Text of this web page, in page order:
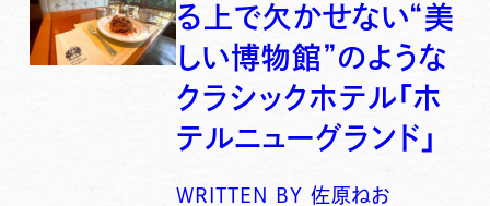
る上で欠かせない“美
しい博物館”のような
クラシックホテル「ホ
テルニューグランド」
WRITTEN BY 佐原ねお